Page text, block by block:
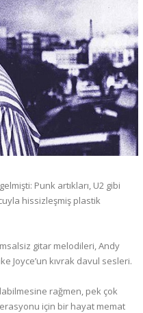
Punk artıkları, U2 gibi
hissizleşmiş plastik
gitar melodileri, Andy
Joyce’un kıvrak davul sesleri.
rağmen, pek çok
için bir hayat memat